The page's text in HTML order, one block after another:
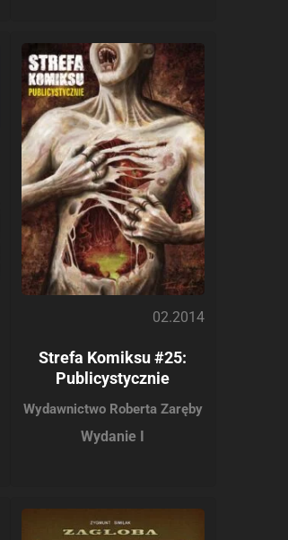
02.2014
Strefa Komiksu #25:
Publicystycznie
Wydawnictwo Roberta Zaręby
Wydanie I